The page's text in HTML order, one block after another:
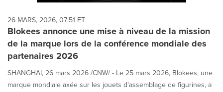
26 MARS, 2026, 07:51 ET
Blokees annonce une mise à niveau de la mission
de la marque lors de la conférence mondiale des
partenaires 2026
SHANGHAI, 26 mars 2026 /CNW/ - Le 25 mars 2026, Blokees, une
marque mondiale axée sur les jouets d'assemblage de figurines, a